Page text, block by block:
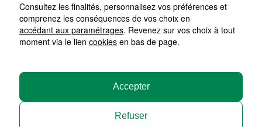
3 MONTEVRAIN
PONTAULT COMBAULT
Consultez les finalités, personnalisez vos préférences et
comprenez les conséquences de vos choix en
accédant aux paramétrages. Revenez sur vos choix à tout
moment via le lien cookies en bas de page.
Refuser
Accepter